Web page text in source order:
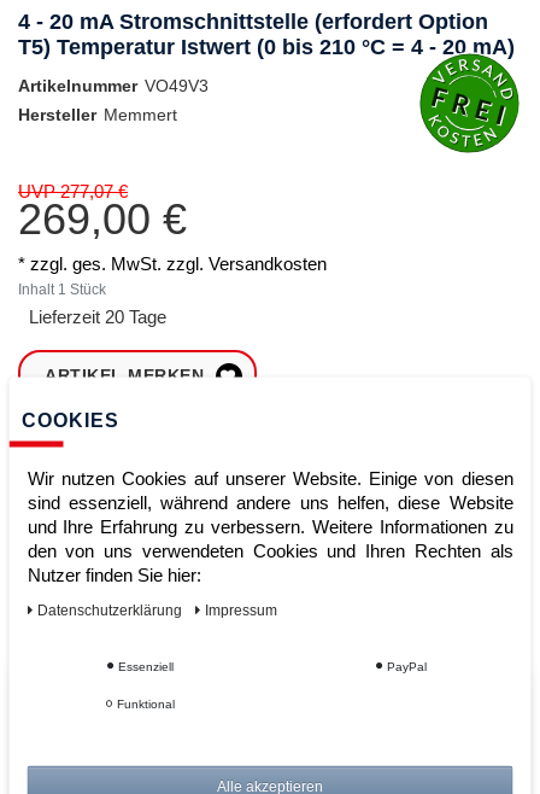
4 - 20 mA Stromschnittstelle (erfordert Option
T5) Temperatur Istwert (0 bis 210 °C = 4 - 20 mA)
Artikelnummer VO49V3
Hersteller Memmert
UVP 277,07 €
269,00 €
* zzgl. ges. MwSt. zzgl. Versandkosten
Inhalt 1 Stück
Lieferzeit 20 Tage
ARTIKEL MERKEN
Sofort lieferbar
Vom Profi für Profis - Ihre Vorteile
COOKIES
Wir nutzen Cookies auf unserer Website. Einige von diesen
sind essenziell, während andere uns helfen, diese Website
und Ihre Erfahrung zu verbessern. Weitere Informationen zu
den von uns verwendeten Cookies und Ihren Rechten als
Nutzer finden Sie hier:
Daten­schutz­erklärung Impressum
Essenziell PayPal
Funktional
Alle akzeptieren